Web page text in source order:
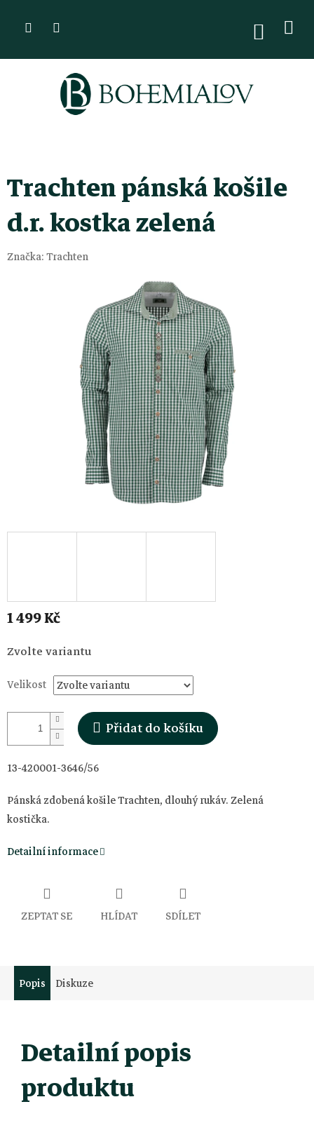
Trachten pánská košile
d.r. kostka zelená
Značka:Trachten
1 499 Kč
Měrná
cena:
Zvolte variantu
Velikost
Přidat do košíku
13-420001-3646/56
Pánská zdobená košile Trachten, dlouhý rukáv. Zelená
kostička.
Detailní informace
ZEPTAT SE HLÍDAT SDÍLET
Popis Diskuze
Detailní popis
produktu